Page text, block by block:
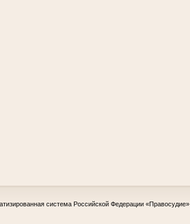
система Российской Федерации «Правосудие»